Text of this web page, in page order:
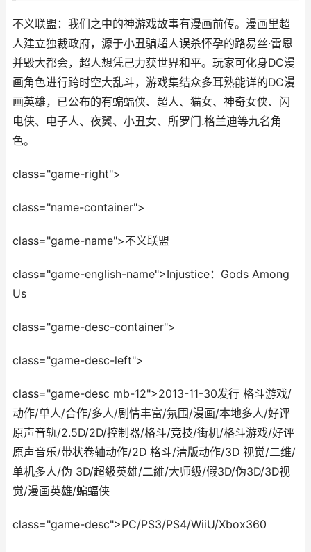
不义联盟：我们之中的神游戏故事有漫画前传。漫画里超
人建立独裁政府，源于小丑骗超人误杀怀孕的路易丝·雷恩
并毁大都会，超人想凭己力获世界和平。玩家可化身DC漫
画角色进行跨时空大乱斗，游戏集结众多耳熟能详的DC漫
画英雄，已公布的有蝙蝠侠、超人、猫女、神奇女侠、闪
电侠、电子人、夜翼、小丑女、所罗门.格兰迪等九名角
色。
class="game-right">
class="name-container">
class="game-name">不义联盟
class="game-english-name">Injustice：Gods Among
Us
class="game-desc-container">
class="game-desc-left">
class="game-desc mb-12">2013-11-30发行 格斗游戏/
动作/单人/合作/多人/剧情丰富/氛围/漫画/本地多人/好评
原声音轨/2.5D/2D/控制器/格斗/竞技/街机/格斗游戏/好评
原声音乐/带状卷轴动作/2D 格斗/清版动作/3D 视觉/二维/
单机多人/伪 3D/超級英雄/二維/大师级/假3D/伪3D/3D视
觉/漫画英雄/蝙蝠侠
class="game-desc">PC/PS3/PS4/WiiU/Xbox360